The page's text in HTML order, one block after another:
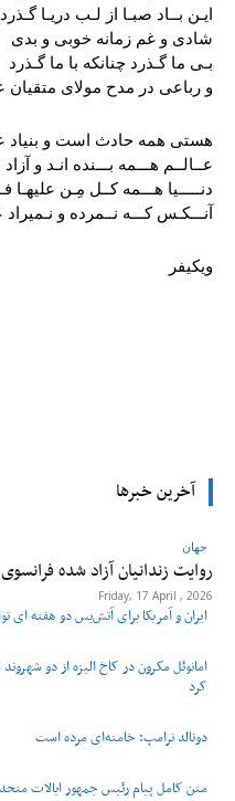
ایـن بــاد صبـا از لـب دریـا گـذرد
شادی و غم زمانه خوبی و بدی
بـی ما گـذرد چنانکه با ما گـذرد
و رباعی در مدح مولای متقیان
هستی همه حادث است و
عــالــم هـــمه بـــنده انـد و
دنـــــیا هـــمه کــل مِـن علیهـا
آنـــکـس کـــه نــمرده و
ویکیفر
آخرین خبرها
جهان
روایت زندانیان آزاد شده
Friday, 17 April , 2026
ایران و آمریکا برای آتش‌بس دو هفته‌ ای
امانوئل مکرون در کاخ الیزه از دو
کرد
دونالد ترامپ: خامنه‌ای مرده است
متن کامل پیام رئیس جمهور ایالات